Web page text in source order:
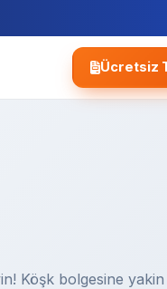
Ücretsiz
Köşk bolgesine